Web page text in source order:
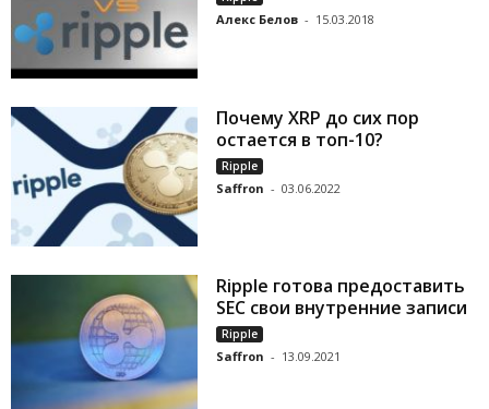
Алекс Белов - 15.03.2018
Почему XRP до сих пор
остается в топ-10?
Ripple
Saffron - 03.06.2022
Ripple готова предоставить
SEC свои внутренние записи
Ripple
Saffron - 13.09.2021